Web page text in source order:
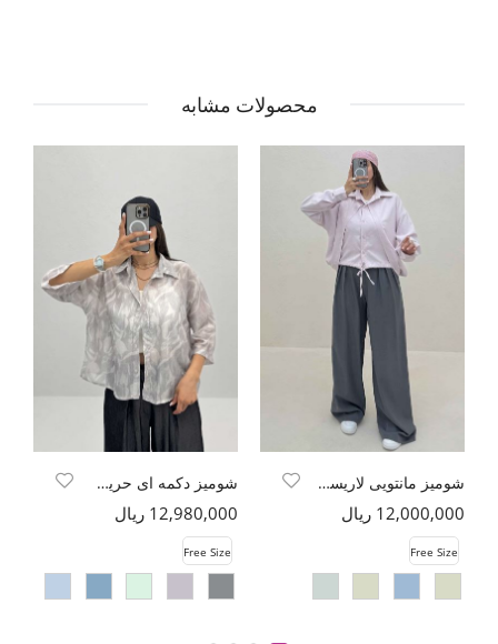
محصولات مشابه
شومیز مانتویی لاریسا مدل دومیس
12,000,000 ریال
Free Size
شومیز دکمه ای حریر شیشه ای محو
12,980,000 ریال
Free Size